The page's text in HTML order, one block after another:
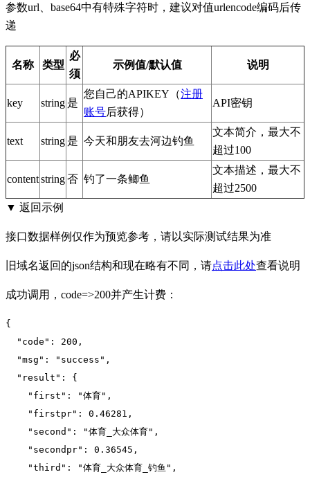
参数url、base64中有特殊字符时，建议对值urlencode编码后传
递
名称 类型
必
须
示例值/默认值 说明
key string 是
您自己的APIKEY（注册
账号后获得）
API密钥
text string 是 今天和朋友去河边钓鱼
文本简介，最大不
超过100
contentstring否 钓了一条鲫鱼
文本描述，最大不
超过2500
▼ 返回示例
接口数据样例仅作为预览参考，请以实际测试结果为准
旧域名返回的json结构和现在略有不同，请点击此处查看说明
成功调用，code=>200并产生计费：
{
"code":
200 ,
"msg":
"success" ,
"result":
{
"first":
"体育" ,
"firstpr":
0.46281 ,
"second":
"体育_大众体育" ,
"secondpr":
0.36545 ,
"third":
"体育_大众体育_钓鱼" ,